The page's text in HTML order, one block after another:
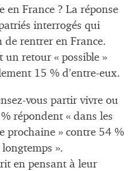
en France ? La réponse
interrogés qui
rentrer en France.
un retour « possible »
15 % d’entre-eux.
vous partir vivre ou
répondent « dans les
prochaine » contre 54 %
».
en pensant à leur